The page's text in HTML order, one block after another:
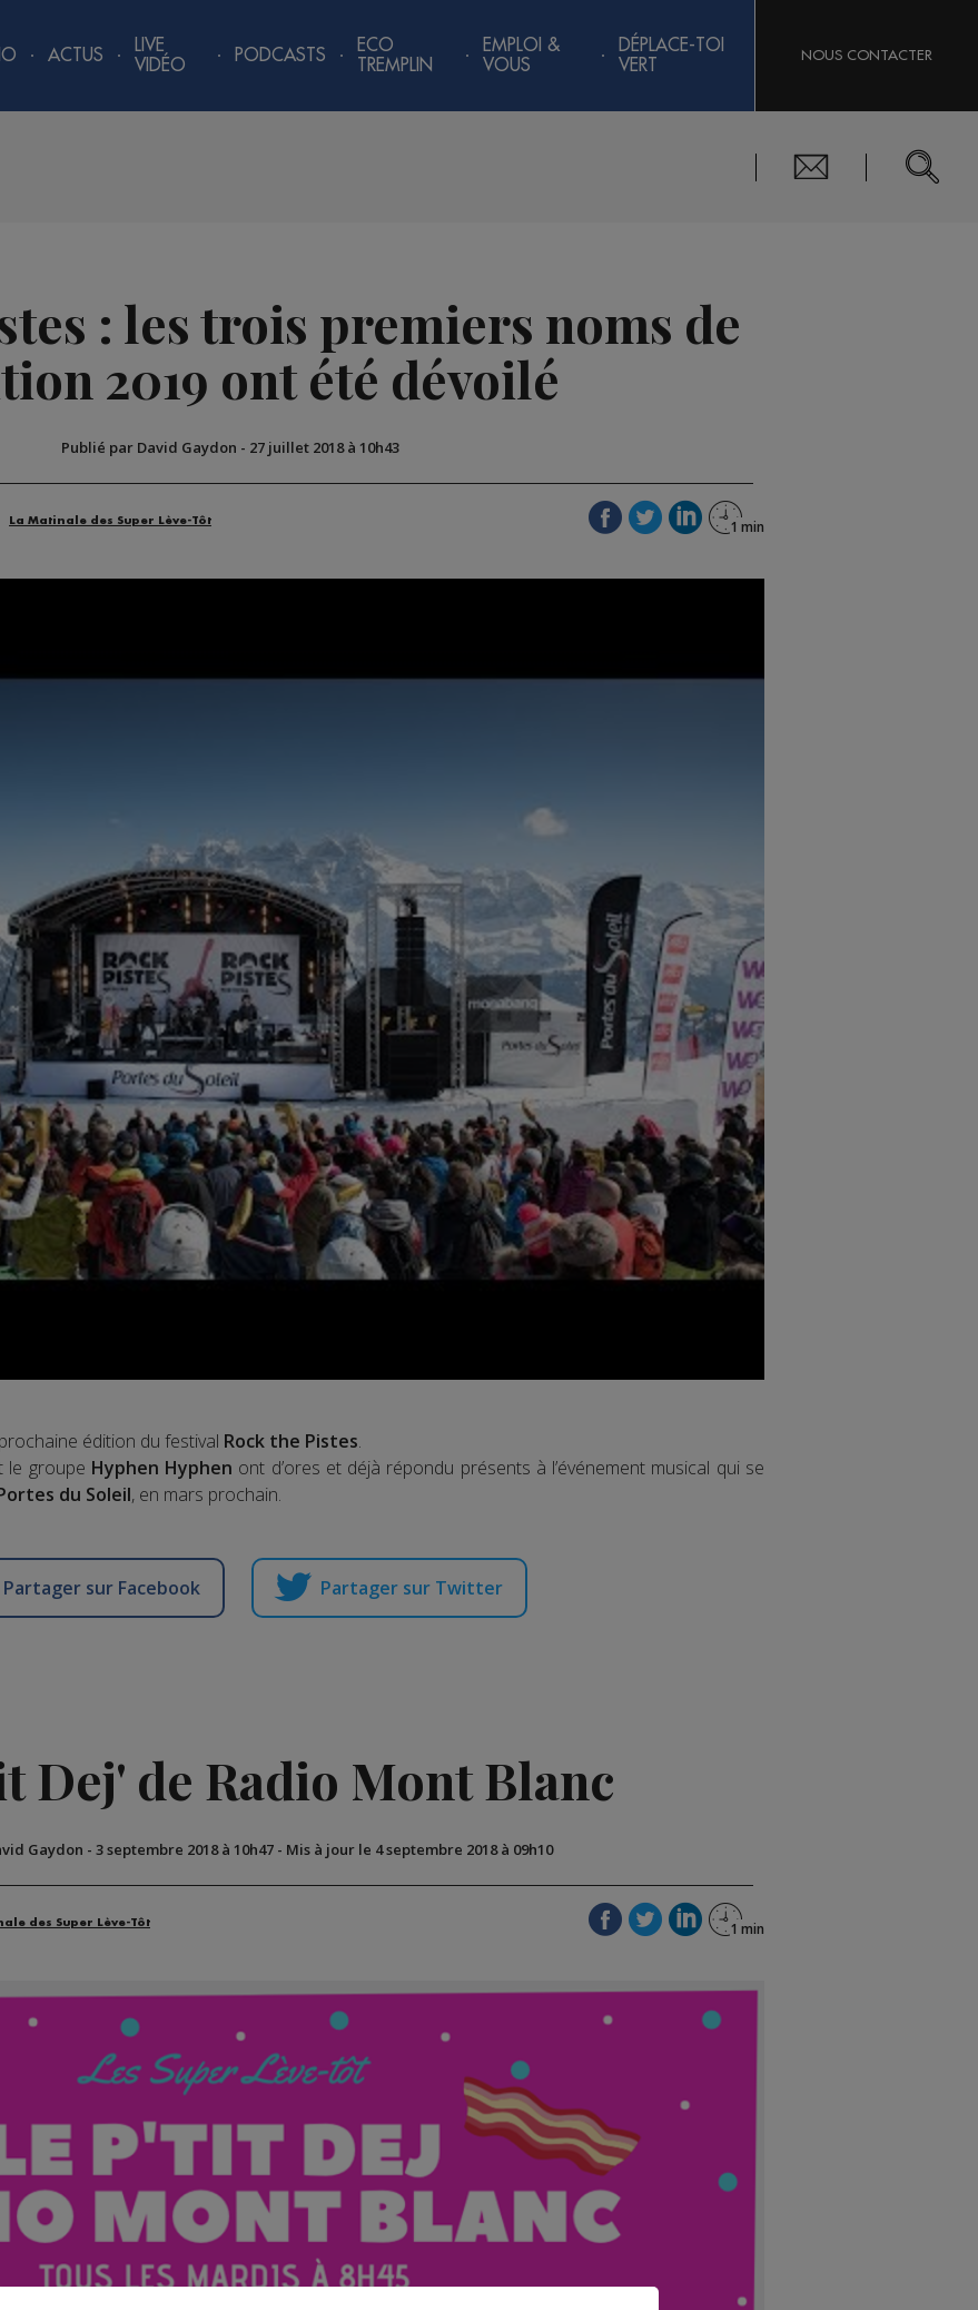
ACTUS
LIVE
VIDÉO
PODCASTS
ECO
TREMPLIN
EMPLOI &
VOUS
DÉPLACE-TOI
VERT
NOUS CONTACTER
: les trois premiers noms de
2019 ont été dévoilé
Publié par David Gaydon - 27 juillet 2018 à 10h43
La Matinale des Super Lève-Tôt
édition du festival Rock the Pistes.
le groupe Hyphen Hyphen ont d’ores et déjà répondu présents à l’événement musical qui se
du Soleil, en mars prochain.
Partager sur Facebook Partager sur Twitter
Dej' de Radio Mont Blanc
Gaydon - 3 septembre 2018 à 10h47 - Mis à jour le 4 septembre 2018 à 09h10
des Super Lève-Tôt